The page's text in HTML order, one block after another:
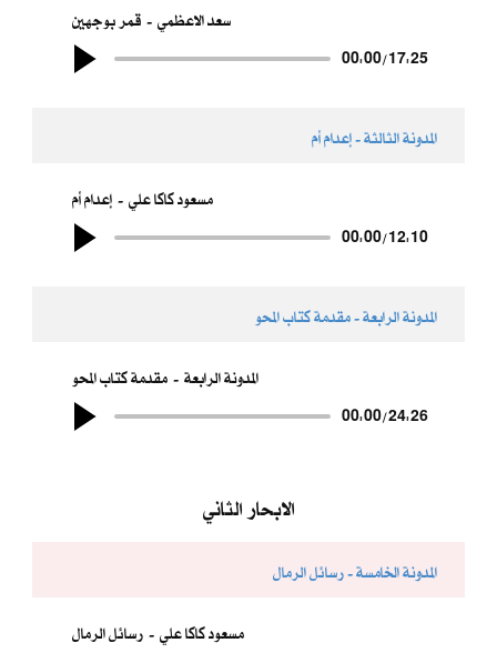
قمر بوجهين سعد الاعظمي
00:00/17:25
المدونة الثالثة - إعدام أم
إعدام أم مسعود كاكا علي
00:00/12:10
المدونة الرابعة - مقدمة كتاب المحو
مقدمة كتاب المحو المدونة الرابعة
00:00/24:26
الابحار الثاني
المدونة الخامسة - رسائل الرمال
رسائل الرمال مسعود كاكا علي